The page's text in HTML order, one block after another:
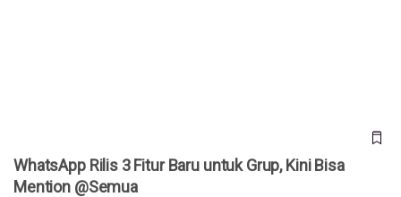
WhatsApp Rilis 3 Fitur Baru untuk Grup, Kini Bisa
Mention @Semua